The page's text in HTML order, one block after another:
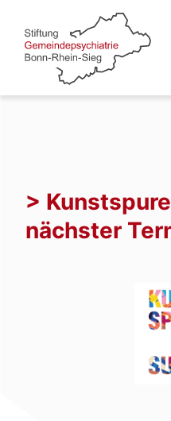
Zum
Inhalt
springen
>
nächster